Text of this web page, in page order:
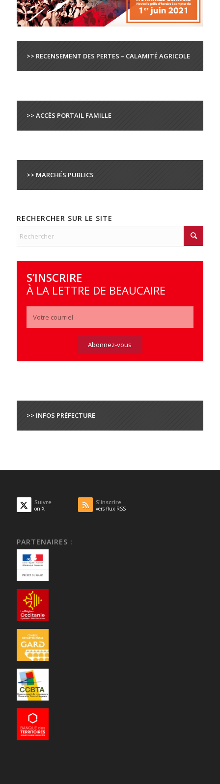
>> RECENSEMENT DES PERTES – CALAMITÉ AGRICOLE
>> ACCÈS PORTAIL FAMILLE
>> MARCHÉS PUBLICS
RECHERCHER SUR LE SITE
S’INSCRIRE
À LA LETTRE DE BEAUCAIRE
>> INFOS PRÉFECTURE
Suivre
on X
S'inscrire
vers flux RSS
PARTENAIRES :